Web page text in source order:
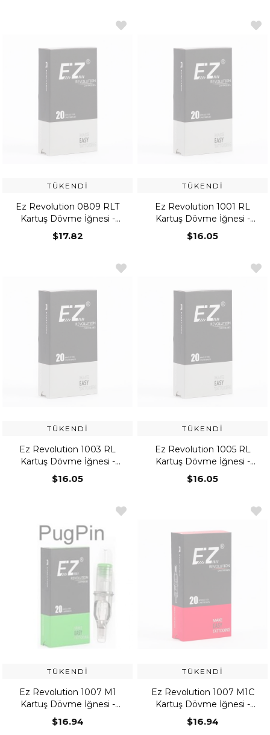
TÜKENDI
Ez Revolution 0809 RLT
Kartuş Dövme İğnesi -
Round Liner
$17.82
TÜKENDI
Ez Revolution 1001 RL
Kartuş Dövme İğnesi -
Round Liner
$16.05
TÜKENDI
Ez Revolution 1003 RL
Kartuş Dövme İğnesi -
Round Liner
$16.05
TÜKENDI
Ez Revolution 1005 RL
Kartuş Dövme İğnesi -
Round Liner
$16.05
TÜKENDI
Ez Revolution 1007 M1
Kartuş Dövme İğnesi -
Magnum
$16.94
TÜKENDI
Ez Revolution 1007 M1C
Kartuş Dövme İğnesi -
Curved Magnum
$16.94